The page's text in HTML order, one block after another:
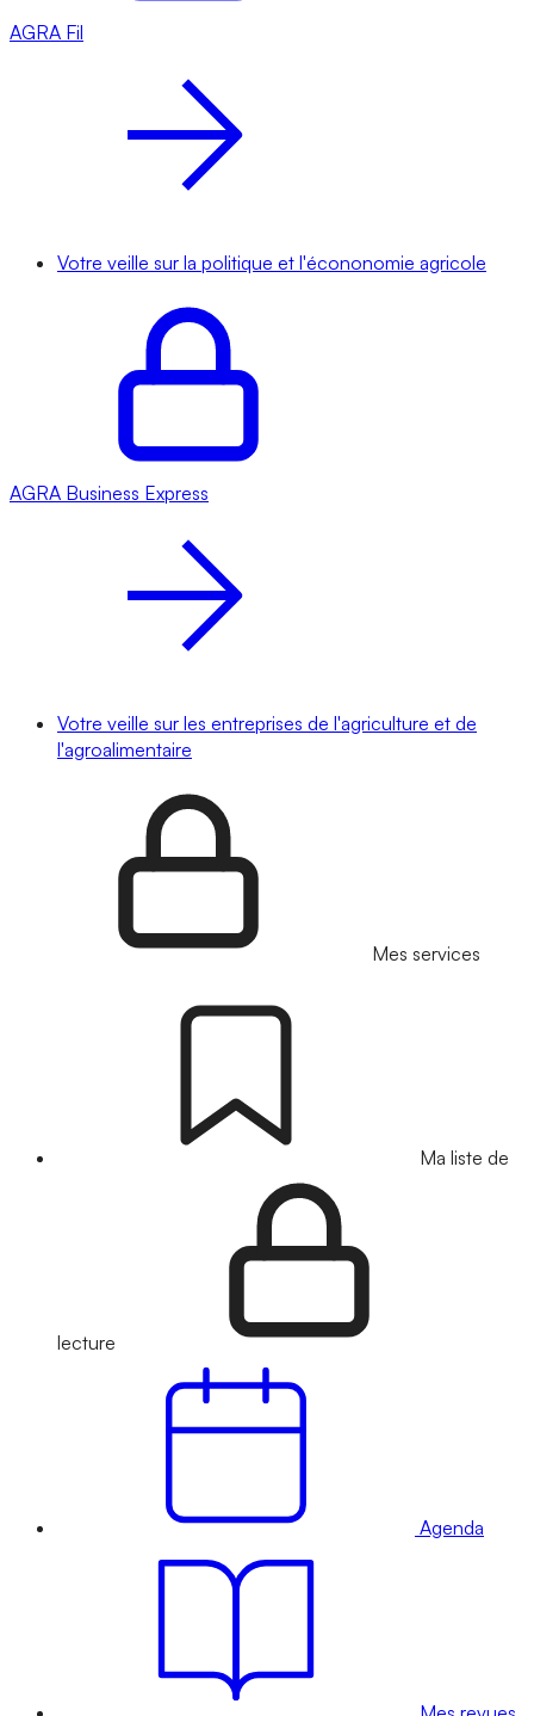
AGRA Fil
Votre veille sur la politique et l'écononomie agricole
AGRA Business Express
Votre veille sur les entreprises de l'agriculture et de
l'agroalimentaire
Mes services
Ma liste de
lecture
Agenda